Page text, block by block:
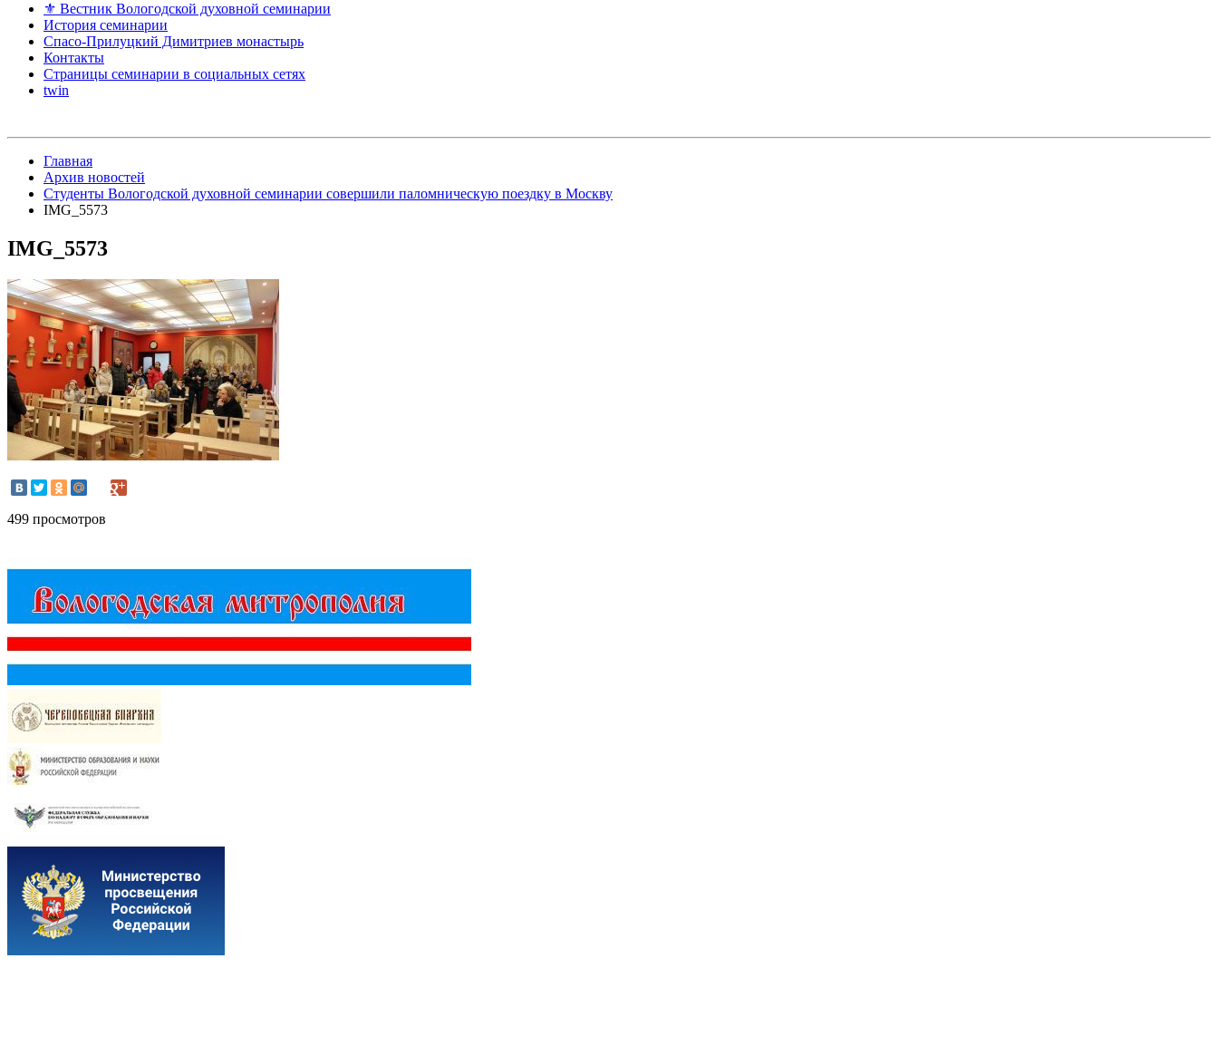
⚜ Вестник Вологодской духовной семинарии
История семинарии
Спасо-Прилуцкий Димитриев монастырь
Контакты
Страницы семинарии в социальных сетях
twin
Главная
Архив новостей
Студенты Вологодской духовной семинарии совершили паломническую поездку в Москву
IMG_5573
IMG_5573
499 просмотров